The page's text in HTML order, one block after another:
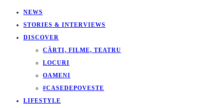
NEWS
STORIES & INTERVIEWS
DISCOVER
CĂRTI, FILME, TEATRU
LOCURI
OAMENI
#CASEDEPOVESTE
LIFESTYLE